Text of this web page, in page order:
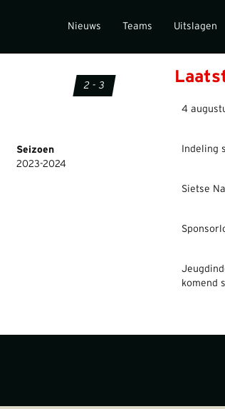
Nieuws Teams Uitslagen
2 - 3
Seizoen
2023-2024
4
Indeling
Sietse
komend